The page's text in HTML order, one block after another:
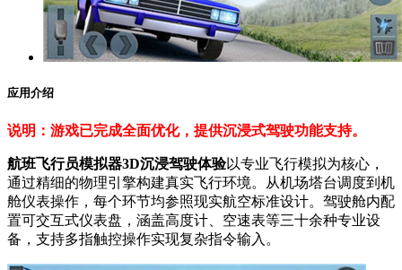
应用介绍
说明：游戏已完成全面优化，提供沉浸式驾驶功能支持。
航班飞行员模拟器3D沉浸驾驶体验以专业飞行模拟为核心，
通过精细的物理引擎构建真实飞行环境。从机场塔台调度到机
舱仪表操作，每个环节均参照现实航空标准设计。驾驶舱内配
置可交互式仪表盘，涵盖高度计、空速表等三十余种专业设
备，支持多指触控操作实现复杂指令输入。